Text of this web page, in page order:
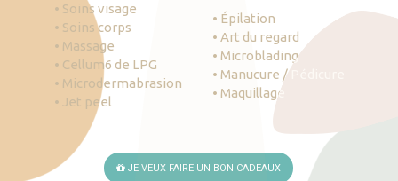
• Soins visage
• Soins corps
• Massage
• Cellum6 de LPG
• Microdermabrasion
• Jet peel
• Épilation
• Art du regard
• Microblading
• Manucure / Pédicure
• Maquillage
JE VEUX FAIRE UN BON CADEAUX